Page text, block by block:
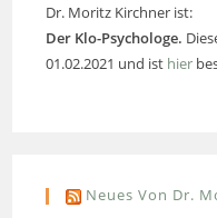
Dr. Moritz Kirchner ist:
Der Klo-Psychologe.
01.02.2021 und ist hier
Neues Von Dr.